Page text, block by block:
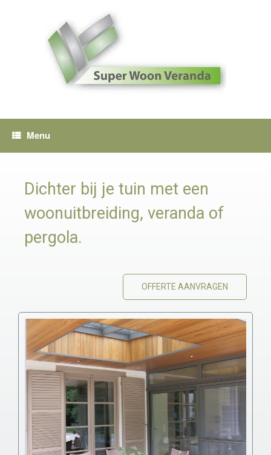
Menu
Dichter bij je tuin met een
woonuitbreiding, veranda of
pergola.
OFFERTE AANVRAGEN